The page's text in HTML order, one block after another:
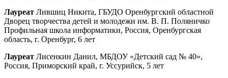
Лауреат Лившиц Никита, ГБУДО Оренбургский областной
Дворец творчества детей и молодежи им. В. П. Поляничко
Профильная школа информатики, Россия, Оренбургская
область, г. Оренбург, 6 лет
Лауреат Лисенкин Данил, МБДОУ «Детский сад № 40»,
Россия, Приморский край, г. Уссурийск, 5 лет